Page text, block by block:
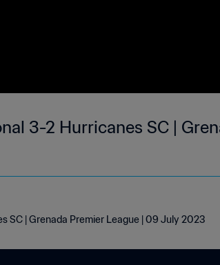
3-2 Hurricanes SC |
SC | Grenada Premier League | 09 July 2023